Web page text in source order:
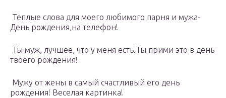
Теплые слова для моего любимого парня и мужа-
День рождения,на телефон!
Ты муж, лучшее, что у меня есть.Ты прими это в день
твоего рождения!
Мужу от жены в самый счастливый его день
рождения! Веселая картинка!